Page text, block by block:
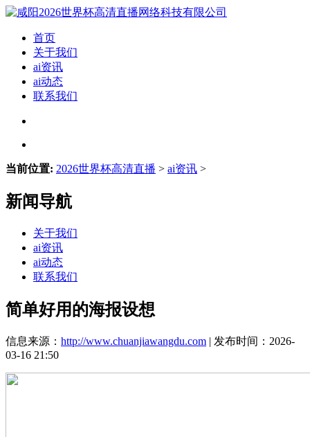
首页
关于我们
ai资讯
ai动态
联系我们
当前位置: 2026世界杯高清直播 > ai资讯 >
新闻导航
关于我们
ai资讯
ai动态
联系我们
简单好用的海报设想
信息来源： http://www.chuanjiawangdu.com | 发布时间：2026-
03-16 21:50